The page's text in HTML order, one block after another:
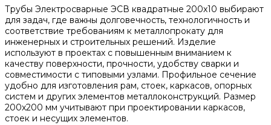
Трубы Электросварные ЭСВ квадратные 200х10 выбирают
для задач, где важны долговечность, технологичность и
соответствие требованиям к металлопрокату для
инженерных и строительных решений. Изделие
используют в проектах с повышенным вниманием к
качеству поверхности, прочности, удобству сварки и
совместимости с типовыми узлами. Профильное сечение
удобно для изготовления рам, стоек, каркасов, опорных
систем и других элементов металлоконструкций. Размер
200х200 мм учитывают при проектировании каркасов,
стоек и несущих элементов.